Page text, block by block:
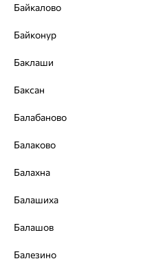
Байкалово
Байконур
Баклаши
Баксан
Балабаново
Балаково
Балахна
Балашиха
Балашов
Балезино